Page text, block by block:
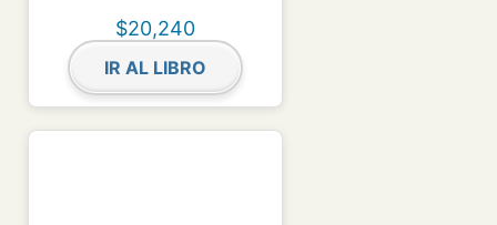
$20,240
IR AL LIBRO